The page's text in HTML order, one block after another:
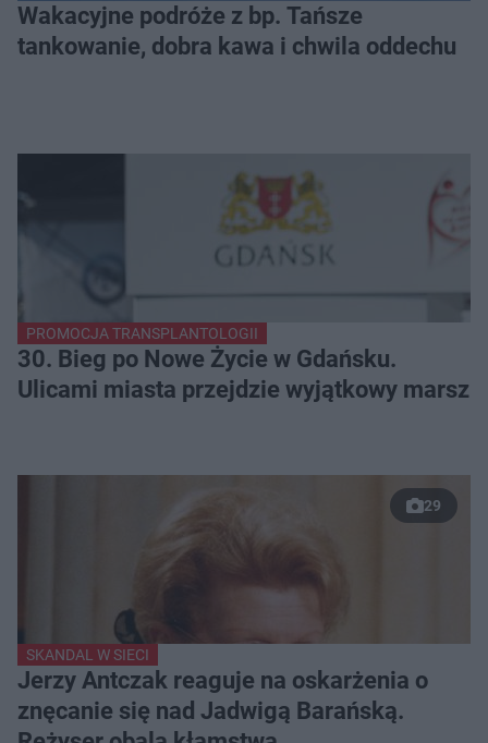
Wakacyjne podróże z bp. Tańsze
tankowanie, dobra kawa i chwila oddechu
PROMOCJA TRANSPLANTOLOGII
30. Bieg po Nowe Życie w Gdańsku.
Ulicami miasta przejdzie wyjątkowy marsz
29
SKANDAL W SIECI
Jerzy Antczak reaguje na oskarżenia o
znęcanie się nad Jadwigą Barańską.